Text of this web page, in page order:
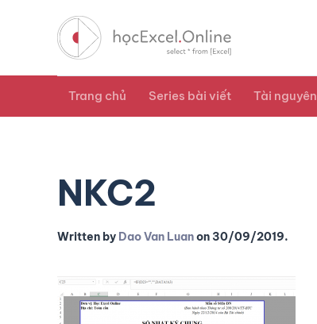
Trang chủ Series bài viết Tài nguyên
NKC2
Written by Dao Van Luanon 30/09/2019.